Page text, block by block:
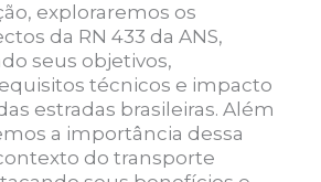
exploraremos os
da RN 433 da ANS,
seus objetivos,
técnicos e impacto
estradas brasileiras. Além
a importância dessa
do transporte